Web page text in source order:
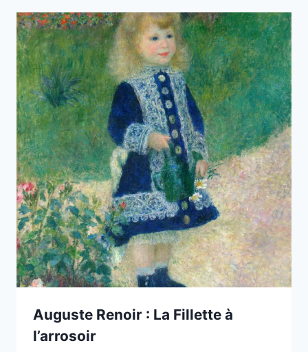
Auguste Renoir : La Fillette à
l’arrosoir